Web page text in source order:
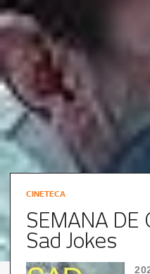
CINETECA
SEMANA DE
Sad Jokes